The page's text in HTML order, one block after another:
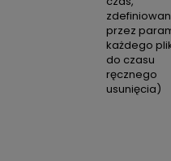
przez
każdego
do czasu
ręcznego
usunięcia)